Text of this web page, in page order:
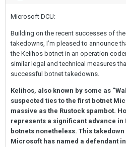
Microsoft DCU:
Building on the recent successes of
takedowns, I’m pleased to announce
the Kelihos botnet in an operation
similar legal and technical measures
successful botnet takedowns.
Kelihos, also known by some as
suspected ties to the first botnet
massive as the Rustock spambot.
represents a significant advance in
botnets nonetheless. This
Microsoft has named a defendant